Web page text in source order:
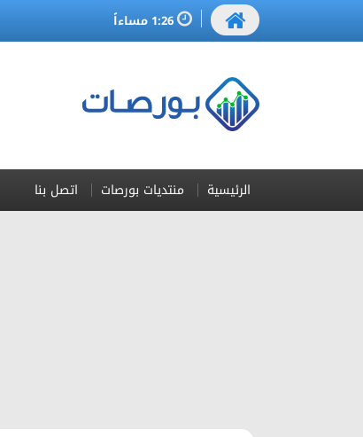
الرئيسية منتديات بورصات اتصل بنا